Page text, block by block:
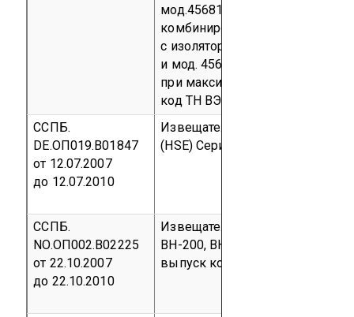
мод.45681-278 APO;
комбинированный (свето-
с изолятором короткого
и мод. 45681-331 APO
при максимальном уровне
код ТН ВЭД 8531 10
ССПБ.
DE.ОП019.В01847
от 12.07.2007
до 12.07.2010
Извещатель ручной марки
(HSE) Серийный выпуск
ССПБ.
NO.ОП002.В02225
от 22.10.2007
до 22.10.2010
Извещатели пожарные
BH-200, BH-300,
выпуск код ТН ВЭД 8531 10